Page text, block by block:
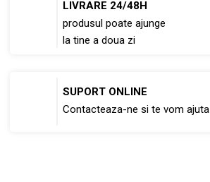
LIVRARE 24/48H
produsul poate ajunge
la tine a doua zi
SUPORT ONLINE
Contacteaza-ne si te vom ajuta